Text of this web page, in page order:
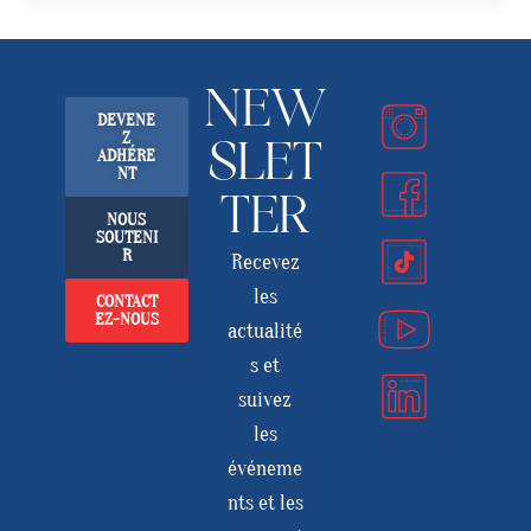
DEVENE
Z
ADHÉRE
NT
NOUS
SOUTENI
R
CONTACT
EZ-NOUS
NEW
SLET
TER
Recevez
les
actualité
s et
suivez
les
événeme
nts et les